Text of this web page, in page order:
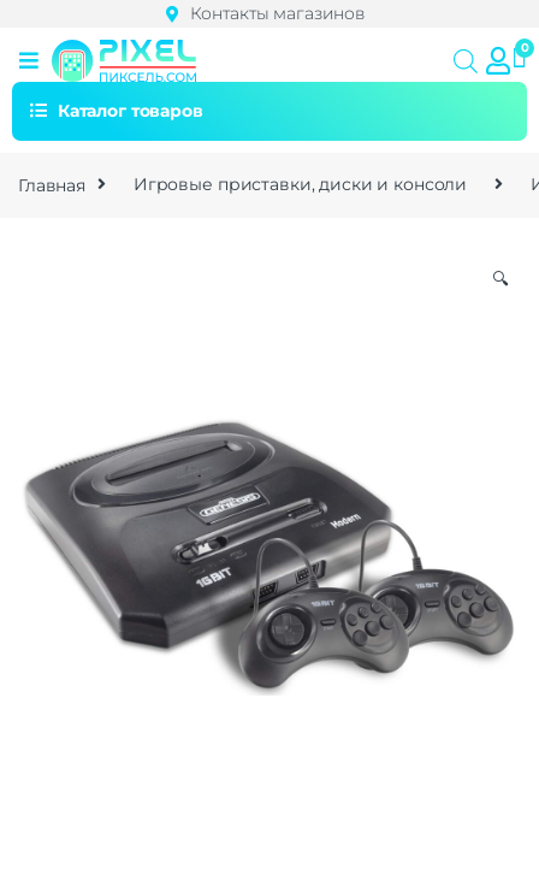
Контакты магазинов
Каталог товаров
Главная Игровые приставки, диски и консоли
🔍